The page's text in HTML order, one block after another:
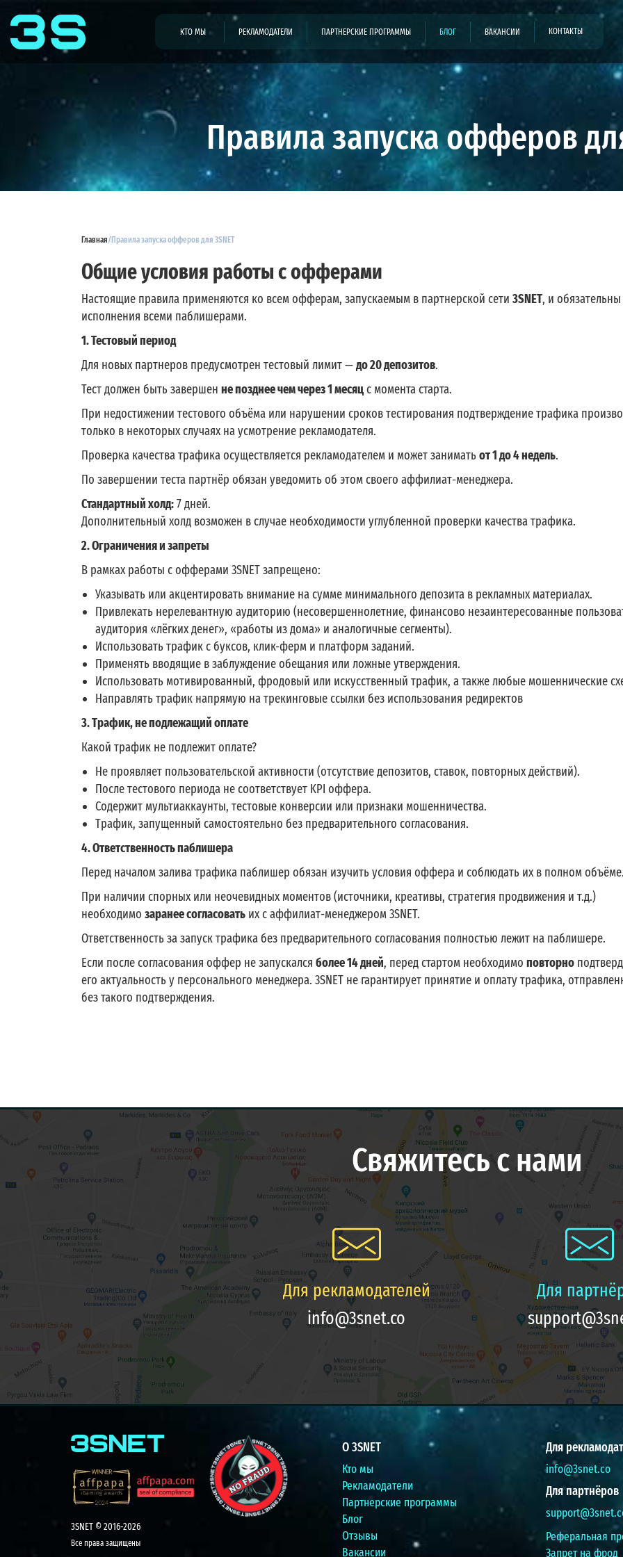
КТО МЫ РЕКЛАМОДАТЕЛИ ПАРТНЕРСКИЕ ПРОГРАММЫ БЛОГ ВАКАНСИИ КОНТАКТЫ
Правила запуска офферов
Главная/ Правила запуска офферов для 3SNET
Общие условия работы с офферами
Настоящие правила применяются ко всем офферам, запускаемым в партнерской сети 3SNET, и обязательны
исполнения всеми паблишерами.
1. Тестовый период
Для новых партнеров предусмотрен тестовый лимит —до 20 депозитов.
Тест должен быть завершен не позднее чем через 1 месяцс момента старта.
При недостижении тестового объёма или нарушении сроков тестирования подтверждение трафика
только в некоторых случаях на усмотрение рекламодателя.
Проверка качества трафика осуществляется рекламодателем и может заниматьот 1 до 4 недель.
По завершении теста партнёр обязан уведомить об этом своего аффилиат-менеджера.
Стандартный холд:7 дней.
Дополнительный холд возможен в случае необходимости углубленной проверки качества трафика.
2. Ограничения и запреты
В рамках работы с офферами 3SNET запрещено:
Указывать или акцентировать внимание на сумме минимального депозита в рекламных материалах.
Привлекать нерелевантную аудиторию (несовершеннолетние, финансово незаинтересованные
аудитория «лёгких денег», «работы из дома» и аналогичные сегменты).
Использовать трафик с буксов, клик-ферм и платформ заданий.
Применять вводящие в заблуждение обещания или ложные утверждения.
Использовать мотивированный, фродовый или искусственный трафик, а также любые мошеннические
Направлять трафик напрямую на трекинговые ссылки без использования редиректов
3. Трафик, не подлежащий оплате
Какой трафик не подлежит оплате?
Не проявляет пользовательской активности (отсутствие депозитов, ставок, повторных действий).
После тестового периода не соответствует KPI оффера.
Содержит мультиаккаунты, тестовые конверсии или признаки мошенничества.
Трафик, запущенный самостоятельно без предварительного согласования.
4. Ответственность паблишера
Перед началом залива трафика паблишер обязан изучить условия оффера и соблюдать их в полном объёме.
При наличии спорных или неочевидных моментов (источники, креативы, стратегия продвижения и т.д.)
необходимо заранее согласовать их с аффилиат-менеджером 3SNET.
Ответственность за запуск трафика без предварительного согласования полностью лежит на паблишере.
Если после согласования оффер не запускался более 14 дней, перед стартом необходимо повторно
его актуальность у персонального менеджера. 3SNET не гарантирует принятие и оплату трафика,
без такого подтверждения.
Свяжитесь с нами
Для рекламодателей
info@3snet.co
Для
3SNET © 2016-2026
Все права защищены
О 3SNET
Кто мы
Рекламодатели
Партнерские программы
Блог
Отзывы
Вакансии
Для
info@3snet.co
Для партнёров
Реферальная
Запрет на фрод